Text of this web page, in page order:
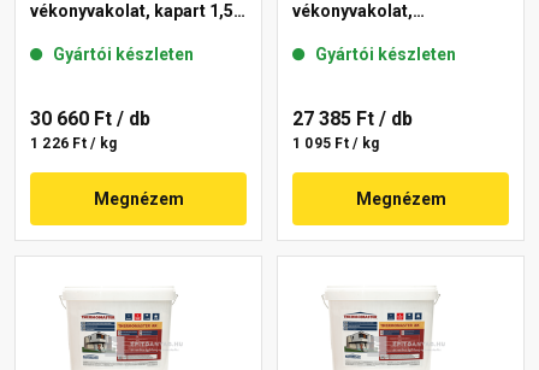
vékonyvakolat, kapart 1,5
Gyártói készleten
30 660 Ft / db
1 226 Ft / kg
Megnézem
vékonyvakolat,
15-D 25 kg
Gyártói készleten
27 385 Ft / db
1 095 Ft / kg
Megnézem